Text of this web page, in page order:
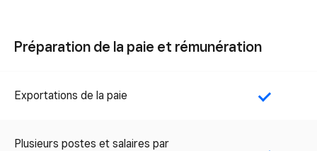
Préparation de la paie et rémunération
Exportations de la paie Yes
Plusieurs postes et salaires par